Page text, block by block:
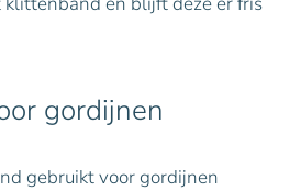
gordijnen
gebruikt voor gordijnen